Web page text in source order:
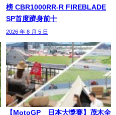
榜 CBR1000RR-R FIREBLADE
SP首度躋身前十
2026 年 8 月 5 日
【MotoGP™日本大獎賽】茂木全